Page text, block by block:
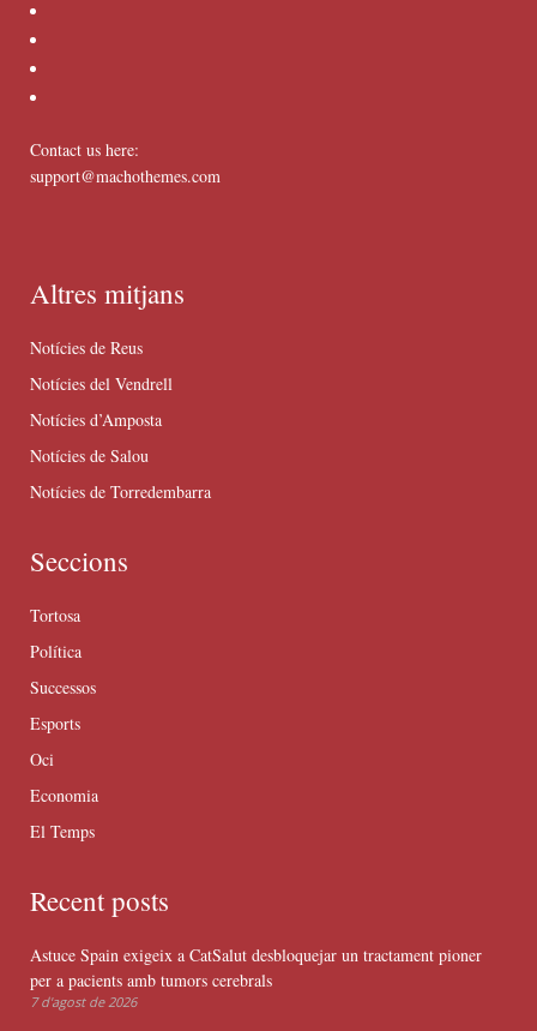
Contact us here:
support@machothemes.com
Altres mitjans
Notícies de Reus
Notícies del Vendrell
Notícies d’Amposta
Notícies de Salou
Notícies de Torredembarra
Seccions
Tortosa
Política
Successos
Esports
Oci
Economia
El Temps
Recent posts
Astuce Spain exigeix a CatSalut desbloquejar un tractament pioner
per a pacients amb tumors cerebrals
7 d'agost de 2026